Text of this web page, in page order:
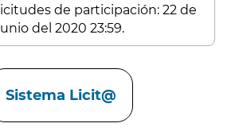
de participación: 22 de
del 2020 23:59.
Sistema Licit@